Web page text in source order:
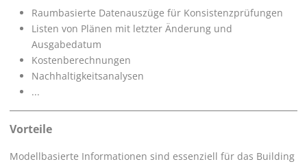
Raumbasierte Datenauszüge für Konsistenzprüfungen
Listen von Plänen mit letzter Änderung und
Ausgabedatum
Kostenberechnungen
Nachhaltigkeitsanalysen
...
Vorteile
Modellbasierte Informationen sind essenziell für das Building